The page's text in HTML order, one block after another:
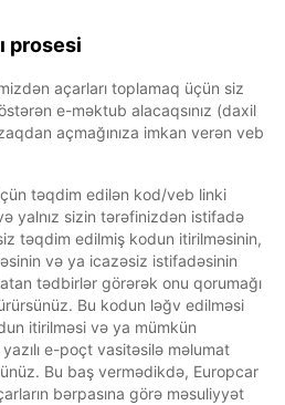
prosesi
açarları toplamaq üçün siz
e-məktub alacaqsınız (daxil
açmağınıza imkan verən veb
təqdim edilən kod/veb linki
yalnız sizin tərəfinizdən istifadə
təqdim edilmiş kodun itirilməsinin,
və ya icazəsiz istifadəsinin
tədbirlər görərək onu qorumağı
Bu kodun ləğv edilməsi
itirilməsi və ya mümkün
e-poçt vasitəsilə məlumat
Bu baş vermədikdə, Europcar
bərpasına görə məsuliyyət